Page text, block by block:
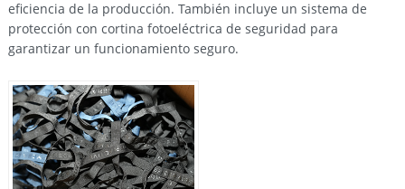
eficiencia de la producción. También incluye un sistema de
protección con cortina fotoeléctrica de seguridad para
garantizar un funcionamiento seguro.